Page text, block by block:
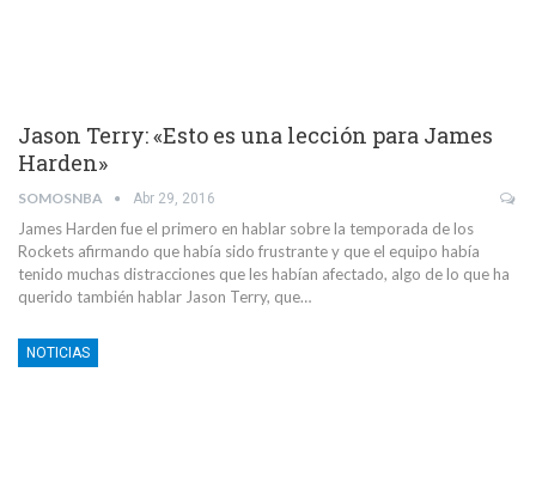
Jason Terry: «Esto es una lección para James
Harden»
SOMOSNBA Abr 29, 2016
James Harden fue el primero en hablar sobre la temporada de los
Rockets afirmando que había sido frustrante y que el equipo había
tenido muchas distracciones que les habían afectado, algo de lo que ha
querido también hablar Jason Terry, que…
NOTICIAS